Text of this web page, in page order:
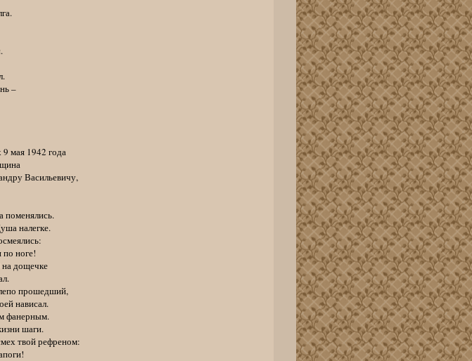
–
мая 1942 года
Васильевичу,
поменялись.
налегке.
по ноге!
дощечке
прошедший,
нависал.
фанерным.
шаги.
твой рефреном: